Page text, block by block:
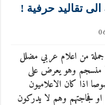
الى تقاليد حرفية !
من اعلام عربي مضلل
منسجم وهو يعرض على
اذا كان الاعلاميون
فجاجتهم وهم لا يدركون